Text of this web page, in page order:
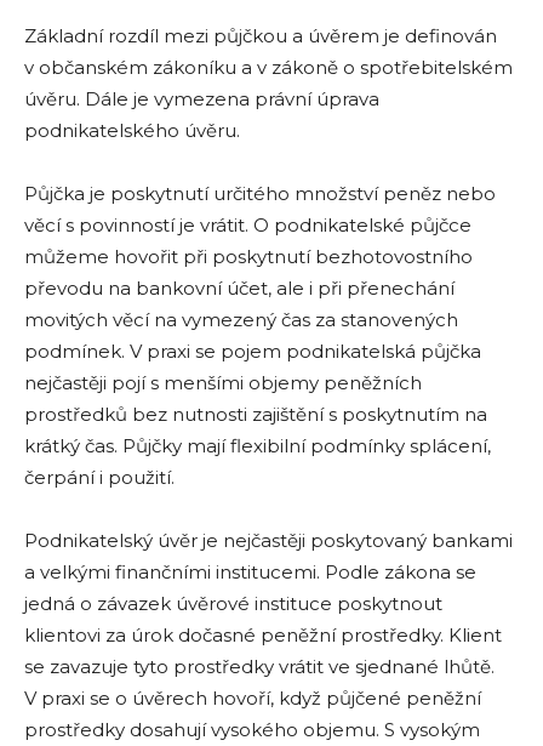
Základní rozdíl mezi půjčkou a úvěrem je definován
v občanském zákoníku a v zákoně o spotřebitelském
úvěru. Dále je vymezena právní úprava
podnikatelského úvěru.
Půjčka je poskytnutí určitého množství peněz nebo
věcí s povinností je vrátit. O podnikatelské půjčce
můžeme hovořit při poskytnutí bezhotovostního
převodu na bankovní účet, ale i při přenechání
movitých věcí na vymezený čas za stanovených
podmínek. V praxi se pojem podnikatelská půjčka
nejčastěji pojí s menšími objemy peněžních
prostředků bez nutnosti zajištění s poskytnutím na
krátký čas. Půjčky mají flexibilní podmínky splácení,
čerpání i použití.
Podnikatelský úvěr je nejčastěji poskytovaný bankami
a velkými finančními institucemi. Podle zákona se
jedná o závazek úvěrové instituce poskytnout
klientovi za úrok dočasné peněžní prostředky. Klient
se zavazuje tyto prostředky vrátit ve sjednané lhůtě.
V praxi se o úvěrech hovoří, když půjčené peněžní
prostředky dosahují vysokého objemu. S vysokým